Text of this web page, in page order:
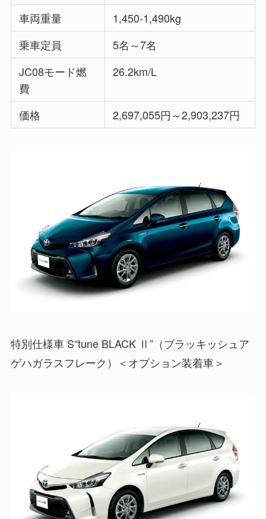
車両重量
1,450-1,490kg
乗車定員
5名～7名
JC08モード燃
費
26.2km/L
価格 2,697,055円～2,903,237円
特別仕様車 S“tune BLACK Ⅱ”（ブラッキッシュア
ゲハガラスフレーク）＜オプション装着車＞